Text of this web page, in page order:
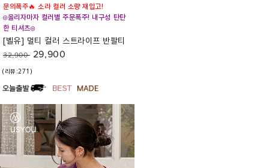
문의폭주🔥 소라 컬러 소량 재입고!
◎올리자마자 컬러별 주문폭주! 내구성 탄탄
한 티셔츠◎
[벨유] 멀티 컬러 스트라이프 반팔티
32,900 29,900
(리뷰:271)